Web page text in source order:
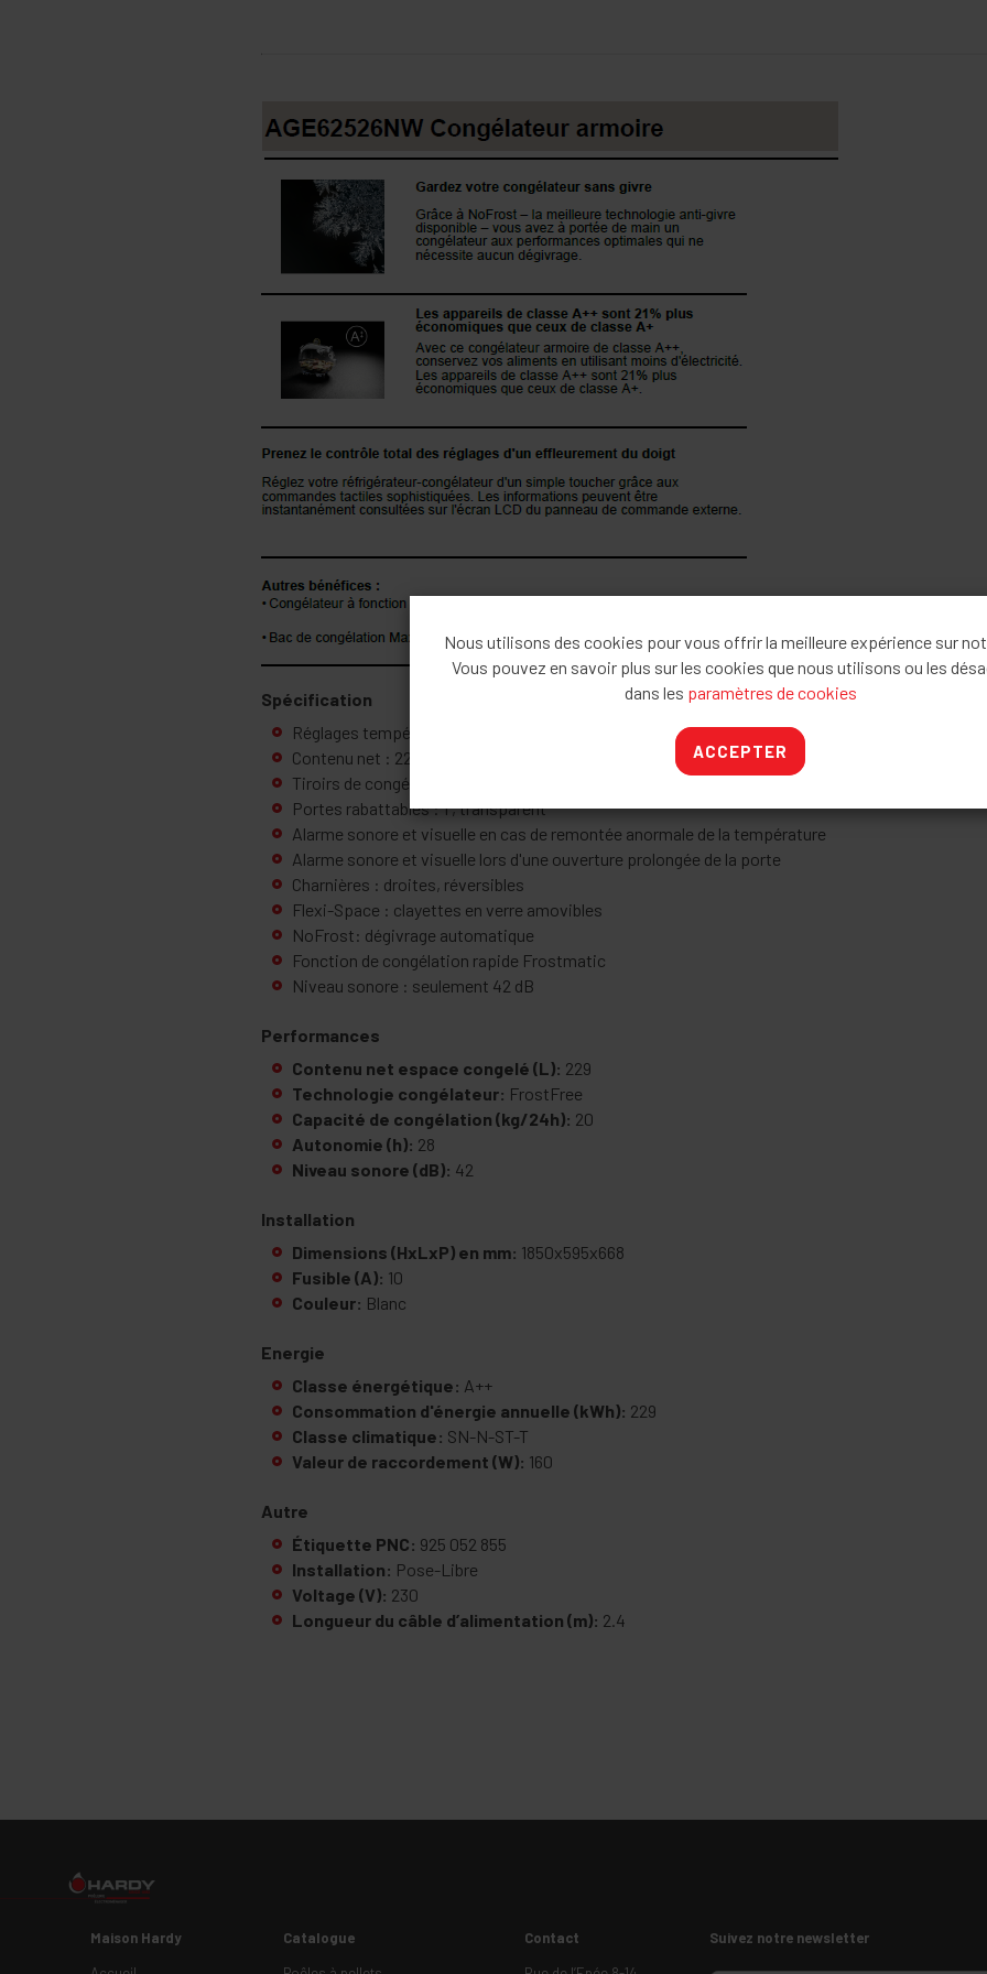
Spécification
Réglages température électroniques avec écran LCD
Contenu net : 229 L
Tiroirs de congélation : 3 Maxi + 2 + 1/2, transparent
Portes rabattables : 1 , transparent
Alarme sonore et visuelle en cas de remontée anormale de la température
Alarme sonore et visuelle lors d'une ouverture prolongée de la porte
Charnières : droites, réversibles
Flexi-Space : clayettes en verre amovibles
NoFrost: dégivrage automatique
Fonction de congélation rapide Frostmatic
Niveau sonore : seulement 42 dB
Performances
Contenu net espace congelé (L): 229
Technologie congélateur: FrostFree
Capacité de congélation (kg/24h): 20
Autonomie (h): 28
Niveau sonore (dB): 42
Installation
Dimensions (HxLxP) en mm: 1850x595x668
Fusible (A): 10
Couleur: Blanc
Energie
Classe énergétique: A++
Consommation d'énergie annuelle (kWh): 229
Classe climatique: SN-N-ST-T
Valeur de raccordement (W): 160
Autre
Étiquette PNC: 925 052 855
Installation: Pose-Libre
Voltage (V): 230
Longueur du câble d’alimentation (m): 2.4
Maison Hardy Catalogue Contact Suivez notre newsletter
Nous utilisons des cookies pour vous offrir la meilleure expérience sur
Vous pouvez en savoir plus sur les cookies que nous utilisons ou les
dans les paramètres de cookies
ACCEPTER